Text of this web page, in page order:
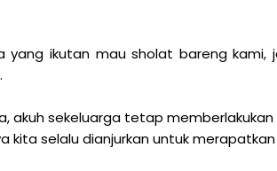
ikutan mau sholat bareng kami,
akuh sekeluarga tetap memberlakukan
kita selalu dianjurkan untuk